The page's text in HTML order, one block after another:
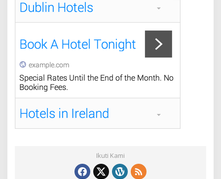
Ikuti Kami